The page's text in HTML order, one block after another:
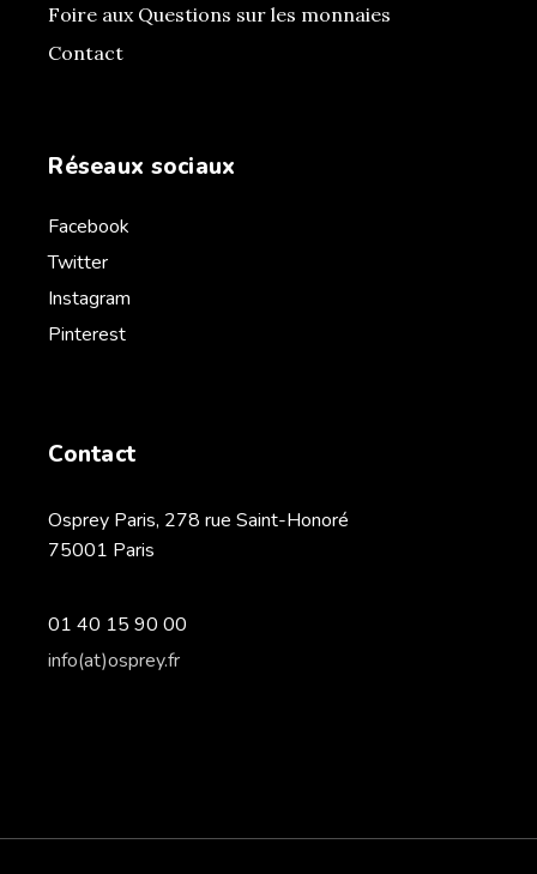
Foire aux Questions sur les monnaies
Contact
Réseaux sociaux
Facebook
Twitter
Instagram
Pinterest
Contact
Osprey Paris, 278 rue Saint-Honoré
75001 Paris
01 40 15 90 00
info(at)osprey.fr